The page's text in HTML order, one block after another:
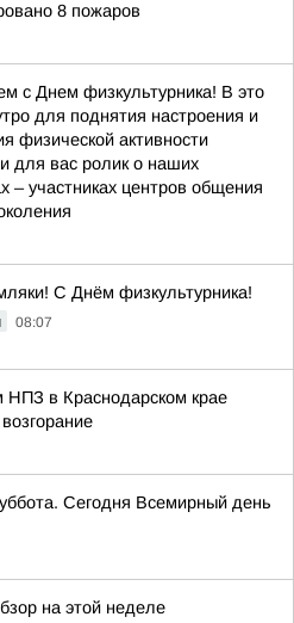
8 пожаров
с Днем физкультурника! В это
для поднятия настроения и
физической активности
для вас ролик о наших
– участниках центров общения
С Днём физкультурника!
08:07
НПЗ в Краснодарском крае
Сегодня Всемирный день
на этой неделе